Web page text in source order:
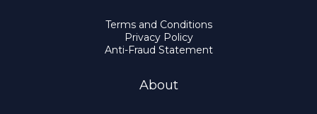
Terms and Conditions
Privacy Policy
Anti-Fraud Statement
About